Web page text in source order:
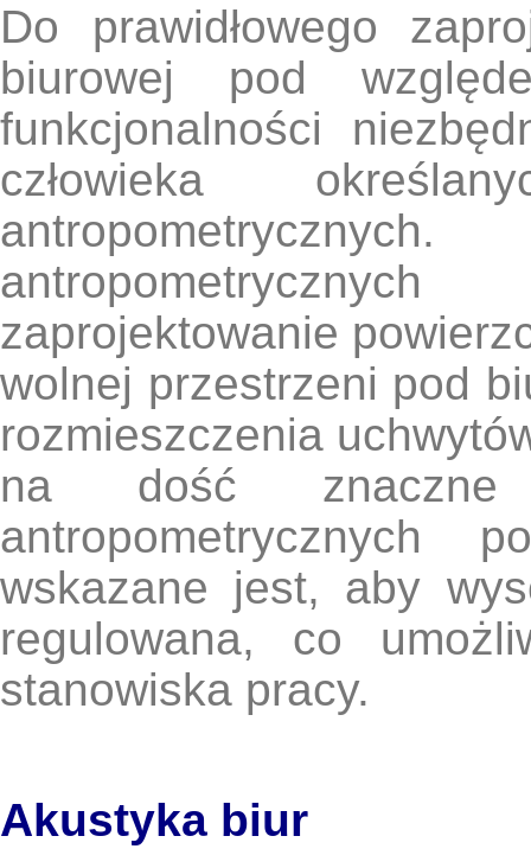
Do prawidłowego
biurowej pod
funkcjonalności
człowieka
zaprojektowanie
wolnej przestrzeni pod
rozmieszczenia
na dość
antropometrycznych
wskazane jest, aby
regulowana, co
stanowiska pracy.
Akustyka biur